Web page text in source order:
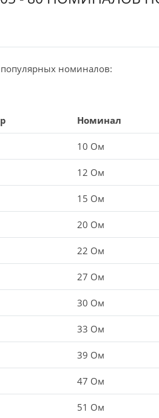
популярных номиналов:
Номинал
10 Ом
12 Ом
15 Ом
20 Ом
22 Ом
27 Ом
30 Ом
33 Ом
39 Ом
47 Ом
51 Ом